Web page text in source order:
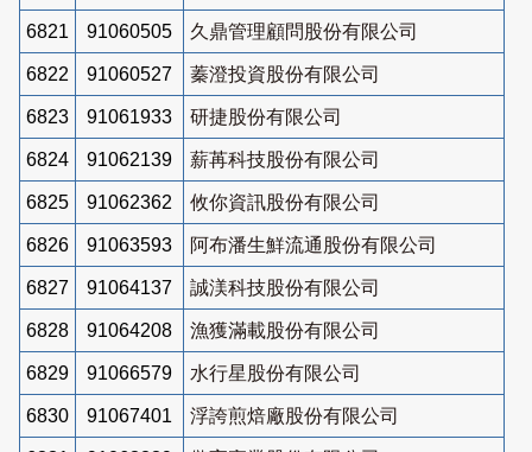
6821 91060505 久鼎管理顧問股份有限公司
6822 91060527 蓁澄投資股份有限公司
6823 91061933 研捷股份有限公司
6824 91062139 薪苒科技股份有限公司
6825 91062362 攸你資訊股份有限公司
6826 91063593 阿布潘生鮮流通股份有限公司
6827 91064137 誠渼科技股份有限公司
6828 91064208 漁獲滿載股份有限公司
6829 91066579 水行星股份有限公司
6830 91067401 浮誇煎焙廠股份有限公司